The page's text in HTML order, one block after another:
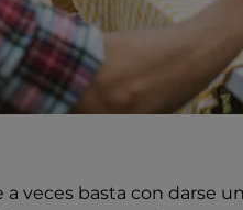
a veces basta con darse